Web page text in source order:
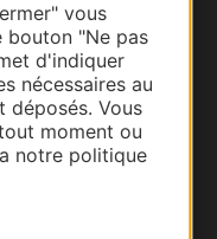
vous
bouton "Ne pas
d'indiquer
nécessaires au
déposés. Vous
moment ou
notre politique